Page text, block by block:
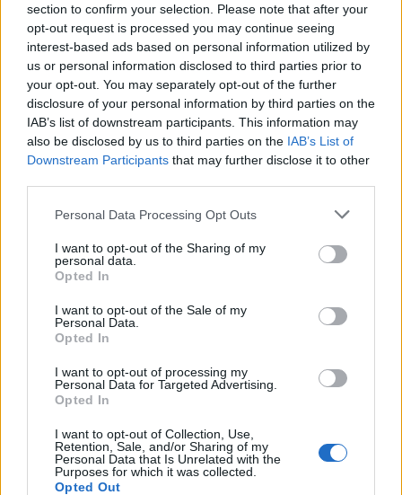
section to confirm your selection. Please note that after your
opt-out request is processed you may continue seeing
interest-based ads based on personal information utilized by
us or personal information disclosed to third parties prior to
your opt-out. You may separately opt-out of the further
disclosure of your personal information by third parties on the
IAB’s list of downstream participants. This information may
also be disclosed by us to third parties on the IAB’s List of
Downstream Participants that may further disclose it to other
Please note that this website/app uses one or more Google
not limited to your visit or usage behaviour. You may click to
grant or deny consent to Google and its third-party tags to
use your data for below specified purposes in below Google
consent section.
Personal Data Processing Opt Outs
I want to opt-out of the Sharing of my
personal data.
Opted In
I want to opt-out of the Sale of my
Personal Data.
Opted In
I want to opt-out of processing my
Personal Data for Targeted Advertising.
Opted In
I want to opt-out of Collection, Use,
Retention, Sale, and/or Sharing of my
Personal Data that Is Unrelated with the
Purposes for which it was collected.
Opted Out
PEC:studioantonioarboresrl@pec.it